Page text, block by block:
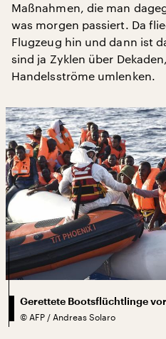
Maßnahmen, die man
was morgen passiert. Da
Flugzeug hin und dann ist
sind ja Zyklen über
Handelsströme umlenken.
Gerettete Bootsflüchtlinge
© AFP / Andreas Solaro